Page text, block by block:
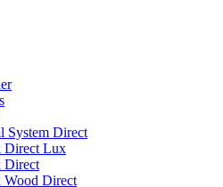
System Direct
Direct Lux
Direct
Wood Direct